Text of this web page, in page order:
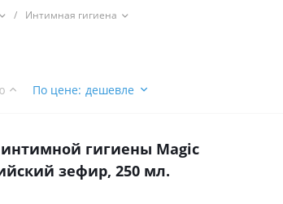
/ Интимная гигиена
По цене: дешевле
гигиены Magic
зефир, 250 мл.